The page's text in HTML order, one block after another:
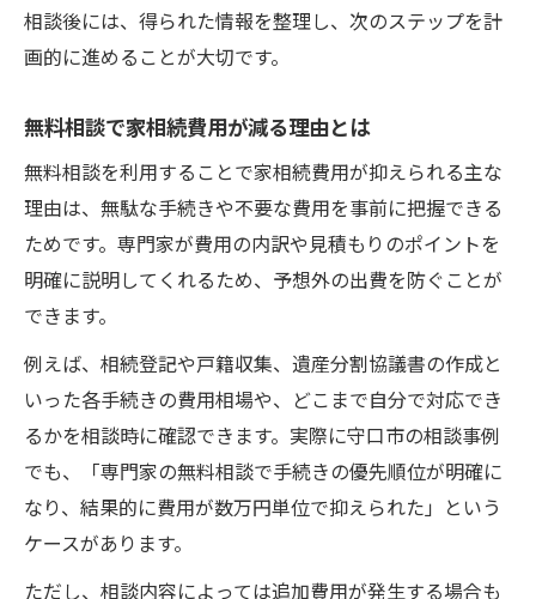
相談後には、得られた情報を整理し、次のステップを計
画的に進めることが大切です。
無料相談で家相続費用が減る理由とは
無料相談を利用することで家相続費用が抑えられる主な
理由は、無駄な手続きや不要な費用を事前に把握できる
ためです。専門家が費用の内訳や見積もりのポイントを
明確に説明してくれるため、予想外の出費を防ぐことが
できます。
例えば、相続登記や戸籍収集、遺産分割協議書の作成と
いった各手続きの費用相場や、どこまで自分で対応でき
るかを相談時に確認できます。実際に守口市の相談事例
でも、「専門家の無料相談で手続きの優先順位が明確に
なり、結果的に費用が数万円単位で抑えられた」という
ケースがあります。
ただし、相談内容によっては追加費用が発生する場合も